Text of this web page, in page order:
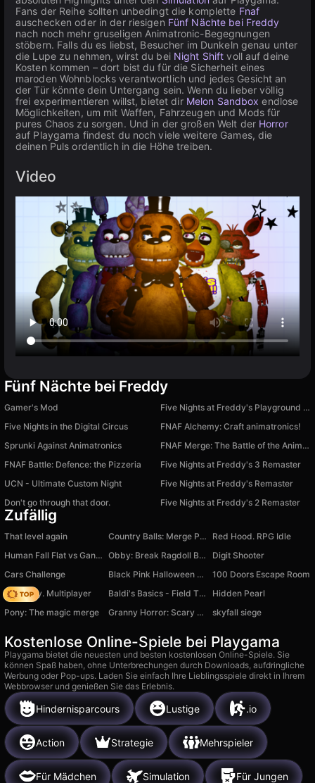
Fans der Reihe sollten unbedingt die komplette Fnaf
auschecken oder in der riesigen Fünf Nächte bei Freddy
nach noch mehr gruseligen Animatronic-Begegnungen
stöbern. Falls du es liebst, Besucher im Dunkeln genau unter
die Lupe zu nehmen, wirst du bei Night Shift voll auf deine
Kosten kommen – dort bist du für die Sicherheit eines
maroden Wohnblocks verantwortlich und jedes Gesicht an
der Tür könnte dein Untergang sein. Wenn du lieber völlig
frei experimentieren willst, bietet dir Melon Sandbox endlose
Möglichkeiten, um mit Waffen, Fahrzeugen und Mods für
pures Chaos zu sorgen. Und in der großen Welt der Horror
auf Playgama findest du noch viele weitere Games, die
deinen Puls ordentlich in die Höhe treiben.
Video
Fünf Nächte bei Freddy
Gamer's Mod
Five Nights at Freddy's Playground Sandbox
Five Nights in the Digital Circus
FNAF Alchemy: Craft animatronics!
Sprunki Against Animatronics
FNAF Merge: The Battle of the Animatronics
FNAF Battle: Defence: the Pizzeria
Five Nights at Freddy's 3 Remaster
UCN - Ultimate Custom Night
Five Nights at Freddy's Remaster
Don't go through that door.
Five Nights at Freddy's 2 Remaster
Zufällig
That level again Country Balls: Merge Puzzle
Red Hood. RPG Idle
Human Fall Flat vs Gang Beasts
Obby: Break Ragdoll Bones 3D
Digit Shooter
Cars Challenge
Black Pink Halloween Concert
100 Doors Escape Room
Dark City. Multiplayer
Baldi's Basics - Field Ttip - Original
Hidden Pearl
Pony: The magic merge
Granny Horror: Scary Escape from Home skyfall siege
Kostenlose Online-Spiele bei Playgama
Playgama bietet die neuesten und besten kostenlosen Online-Spiele. Sie
können Spaß haben, ohne Unterbrechungen durch Downloads, aufdringliche
Werbung oder Pop-ups. Laden Sie einfach Ihre Lieblingsspiele direkt in Ihrem
Webbrowser und genießen Sie das Erlebnis.
Hindernisparcours Lustige .io
Action Strategie Mehrspieler
Für Mädchen Simulation Für Jungen